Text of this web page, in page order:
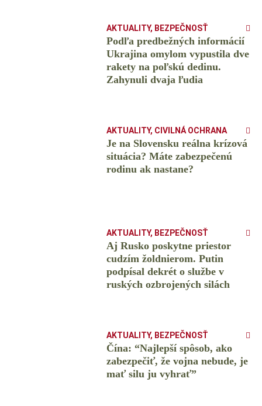
AKTUALITY, BEZPEČNOSŤ
Podľa predbežných informácií
Ukrajina omylom vypustila dve
rakety na poľskú dedinu.
Zahynuli dvaja ľudia
AKTUALITY, CIVILNÁ OCHRANA
Je na Slovensku reálna krízová
situácia? Máte zabezpečenú
rodinu ak nastane?
AKTUALITY, BEZPEČNOSŤ
Aj Rusko poskytne priestor
cudzím žoldnierom. Putin
podpísal dekrét o službe v
ruských ozbrojených silách
AKTUALITY, BEZPEČNOSŤ
Čína: “Najlepší spôsob, ako
zabezpečiť, že vojna nebude, je
mať silu ju vyhrať”